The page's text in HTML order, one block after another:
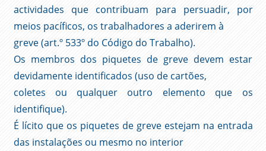
actividades que contribuam para persuadir, por
meios pacíficos, os trabalhadores a aderirem à
greve (art.º 533º do Código do Trabalho).
Os membros dos piquetes de greve devem estar
devidamente identificados (uso de cartões,
coletes ou qualquer outro elemento que os
identifique).
É lícito que os piquetes de greve estejam na entrada
das instalações ou mesmo no interior